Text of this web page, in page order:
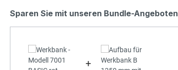
Sparen Sie mit unseren Bundle-Angeboten
+